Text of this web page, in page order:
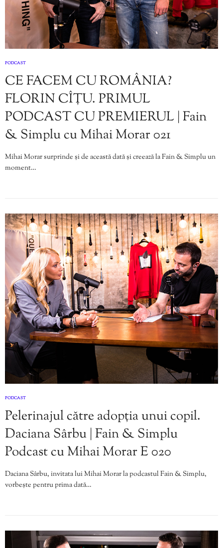
PODCAST
CE FACEM CU ROMÂNIA?
FLORIN CÎȚU. PRIMUL
PODCAST CU PREMIERUL | Fain
& Simplu cu Mihai Morar 021
Mihai Morar surprinde și de această dată și creează la Fain & Simplu un
moment…
PODCAST
Pelerinajul către adopția unui copil.
Daciana Sârbu | Fain & Simplu
Podcast cu Mihai Morar E 020
Daciana Sârbu, invitata lui Mihai Morar la podcastul Fain & Simplu,
vorbește pentru prima dată…